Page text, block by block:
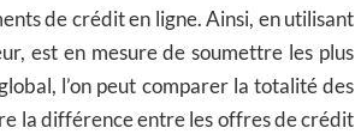
de crédit en ligne. Ainsi, en utilisant
est en mesure de soumettre les plus
l’on peut comparer la totalité des
la différence entre les offres de crédit